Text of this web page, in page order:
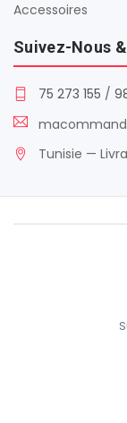
Accessoires
Suivez-Nous
75 273 155 /
Tunisie —